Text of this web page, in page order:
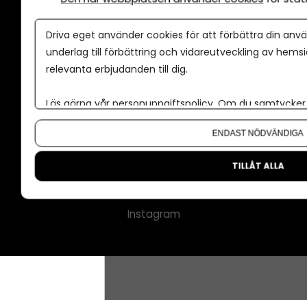
Annonspolicy
Tillgänglighet
Kontakt
Nyhetsbrev
CMS för medier
Instagram
Driva eget använder cookies för att förbättra din
underlag till förbättring och vidareutveckling av
relevanta erbjudanden till dig.
Läs gärna vår personuppgiftspolicy. Om du
Om du vill ändra ditt val i efterhand hittar du den
ENDAST NÖDVÄNDIGA
TILLÅT ALLA